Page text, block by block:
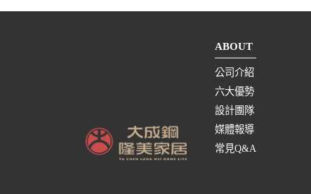
ABOUT
公司介紹
六大優勢
設計團隊
媒體報導
常見Q&A